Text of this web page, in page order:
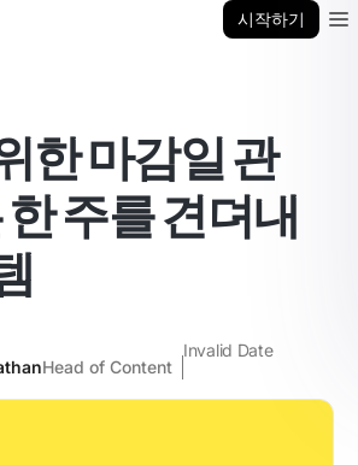
시작하기
한 마감일 관
주를 견뎌내
Head of Content
Invalid Date